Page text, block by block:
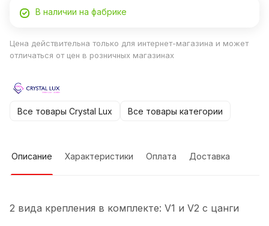
В наличии на фабрике
Цена действительна только для интернет-магазина и может
отличаться от цен в розничных магазинах
Все товары Crystal Lux Все товары категории
Описание Характеристики Оплата Доставка
2 вида крепления в комплекте: V1 и V2 с цанги